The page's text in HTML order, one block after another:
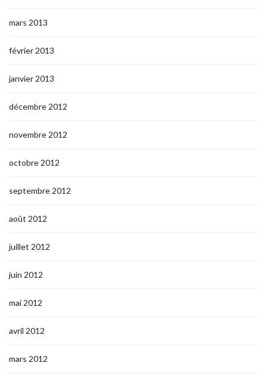
mars 2013
février 2013
janvier 2013
décembre 2012
novembre 2012
octobre 2012
septembre 2012
août 2012
juillet 2012
juin 2012
mai 2012
avril 2012
mars 2012